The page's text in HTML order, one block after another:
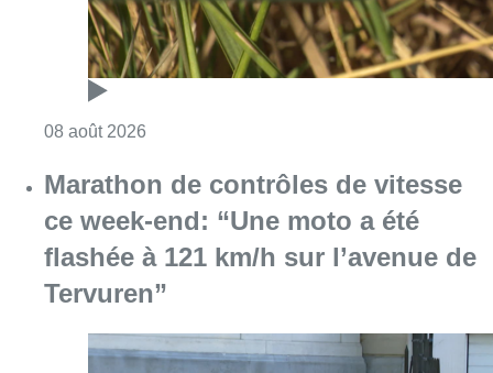
08 août 2026
Marathon de contrôles de vitesse
ce week-end: “Une moto a été
flashée à 121 km/h sur l’avenue de
Tervuren”